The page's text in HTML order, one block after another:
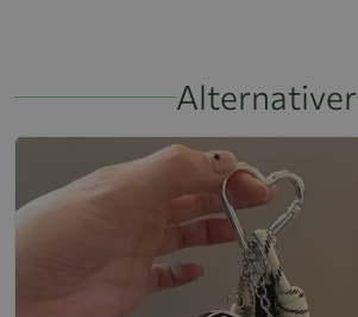
Alternativer